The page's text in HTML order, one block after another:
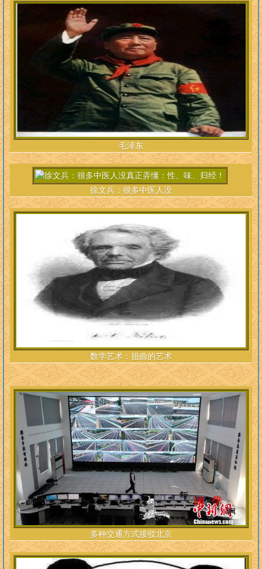
毛泽东
徐文兵：很多中医人没
数学艺术：扭曲的艺术
多种交通方式接驳北京